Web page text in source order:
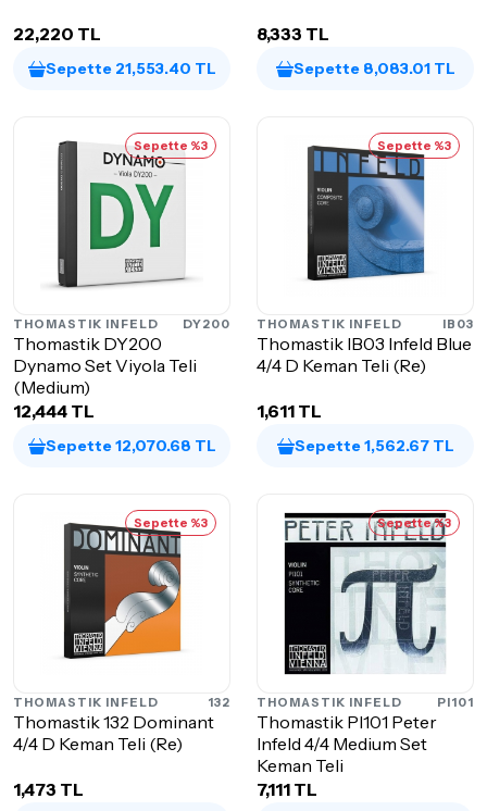
22,220 TL
Sepette 21,553.40 TL
8,333 TL
Sepette 8,083.01 TL
Sepette %3
THOMASTIK INFELD DY200
Thomastik DY200
Dynamo Set Viyola Teli
(Medium)
12,444 TL
Sepette 12,070.68 TL
Sepette %3
THOMASTIK INFELD IB03
Thomastik IB03 Infeld Blue
4/4 D Keman Teli (Re)
1,611 TL
Sepette 1,562.67 TL
Sepette %3
THOMASTIK INFELD 132
Thomastik 132 Dominant
4/4 D Keman Teli (Re)
1,473 TL
Sepette %3
THOMASTIK INFELD PI101
Thomastik Pl101 Peter
Infeld 4/4 Medium Set
Keman Teli
7,111 TL